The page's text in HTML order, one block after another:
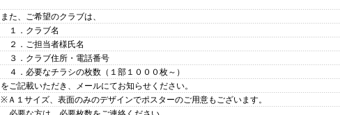
また、ご希望のクラブは、
１．クラブ名
２．ご担当者様氏名
３．クラブ住所・電話番号
４．必要なチラシの枚数（１部１０００枚～）
をご記載いただき、メールにてお知らせください。
※Ａ１サイズ、表面のみのデザインでポスターのご用意もございます。